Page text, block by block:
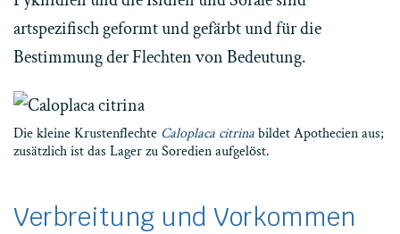
artspezifisch geformt und gefärbt und für die
Bestimmung der Flechten von Bedeutung.
Die kleine Krustenflechte Caloplaca citrinabildet Apothecien aus;
zusätzlich ist das Lager zu Soredien aufgelöst.
Verbreitung und Vorkommen